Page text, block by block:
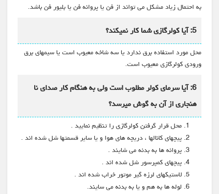
به احتمال زیاد مشکل می تواند از فن یا پروانه فن یا بلیور فن باشد.
5: آیا کولرگازی شما کار نمیکند؟
محل مورد استفاده برق ندارد یا سه شاخه معیوب است یا سیمهای برق
ورودی کولرگازی معیوب است.
6: آیا سرمای کولر مطلوب است ولی به هنگام کار صدای نا
هنجاری از آن به گوش میرسد؟
محل قرار گرفتن کولرگازی را تنظیم نمایید .
پیچهای کانالها ، دریچه های هوا و یا سایر قسمتها شل شده اند .
پروانه ها به بدنه می شایند .
پیچهای کمپرسور شل شده اند .
لاستیکهای لرزه گیر موتور خراب شده اند .
لوله ها به هم و یا به بدنه می سایند.